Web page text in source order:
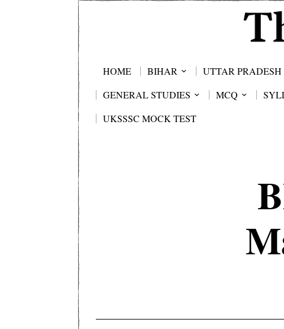
HOME BIHAR UTTAR PRADESH
GENERAL STUDIES
MCQ
UKSSSC MOCK TEST